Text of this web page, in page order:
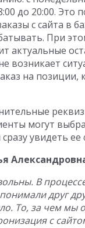
до 20:00. Это
с сайта в
При
актуальные
возникает
на позиции,
могут
увидеть ее
В
друг
То, за чем мы
с